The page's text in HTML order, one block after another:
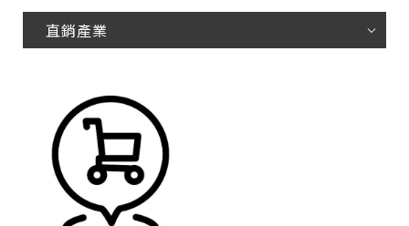
直銷產業